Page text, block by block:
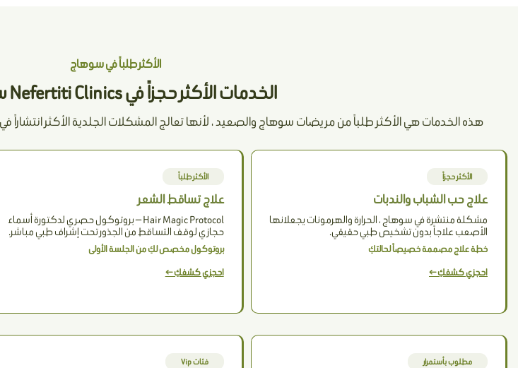
الأكثر طلباً في سوهاج
الخدمات الأكثر حجزاً في Nefertiti Clinics سوهاج
هذه الخدمات هي الأكثر طلباً من مريضات سوهاج والصعيد ، لأنها تعالج المشكلات الجلدية الأكثر
الأكثر حجزاً
علاج حب الشباب والندبات
مشكلة منتشرة في سوهاج ، الحرارة والهرمونات يجعلانها
الأصعب علاجاً بدون تشخيص طبي حقيقي.
خطة علاج مصممة خصيصاً لحالتكِ
احجزي كشفكِ ←
الأكثر طلباً
علاج تساقط الشعر
Hair Magic Protocol — بروتوكول حصري لدكتورة أسماء
حجازي لوقف التساقط من الجذور تحت إشراف طبي مباشر.
بروتوكول مخصص لكِ من الجلسة الأولى
احجزي كشفكِ ←
مطلوب بأستمرار فئات Vip